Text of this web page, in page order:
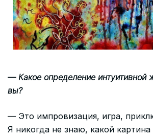
— Какое определение интуитивной
вы?
— Это импровизация, игра,
Я никогда не знаю, какой картина